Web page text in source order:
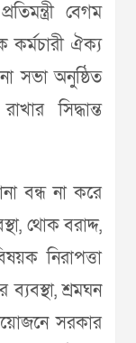
বেগম
কর্মচারী ঐক্য
সভা অনুষ্ঠিত
সিদ্ধান্ত
বন্ধ না করে
থোক বরাদ্দ,
নিরাপত্তা
ব্যবস্থা, শ্রমঘন
সরকার